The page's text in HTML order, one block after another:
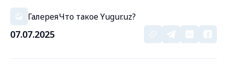
ГалереяЧто такое Yugur.uz?
07.07.2025